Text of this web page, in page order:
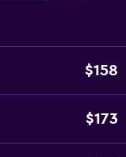
$158
$173